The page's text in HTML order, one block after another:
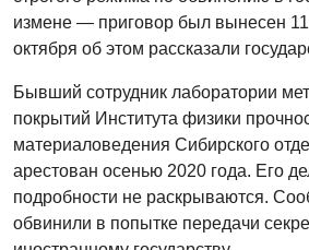
измене — приговор был вынесен 11
октября об этом рассказали
Бывший сотрудник лаборатории
покрытий Института физики
материаловедения Сибирского
арестован осенью 2020 года. Его
подробности не раскрываются.
обвинили в попытке передачи